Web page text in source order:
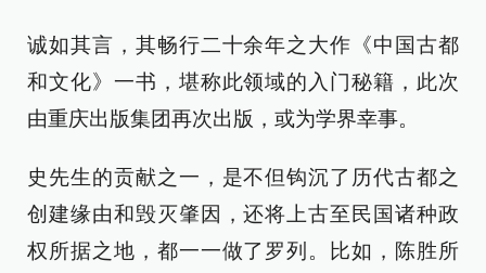
诚如其言，其畅行二十余年之大作《中国古都
和文化》一书，堪称此领域的入门秘籍，此次
由重庆出版集团再次出版，或为学界幸事。
史先生的贡献之一，是不但钩沉了历代古都之
创建缘由和毁灭肇因，还将上古至民国诸种政
权所据之地，都一一做了罗列。比如，陈胜所